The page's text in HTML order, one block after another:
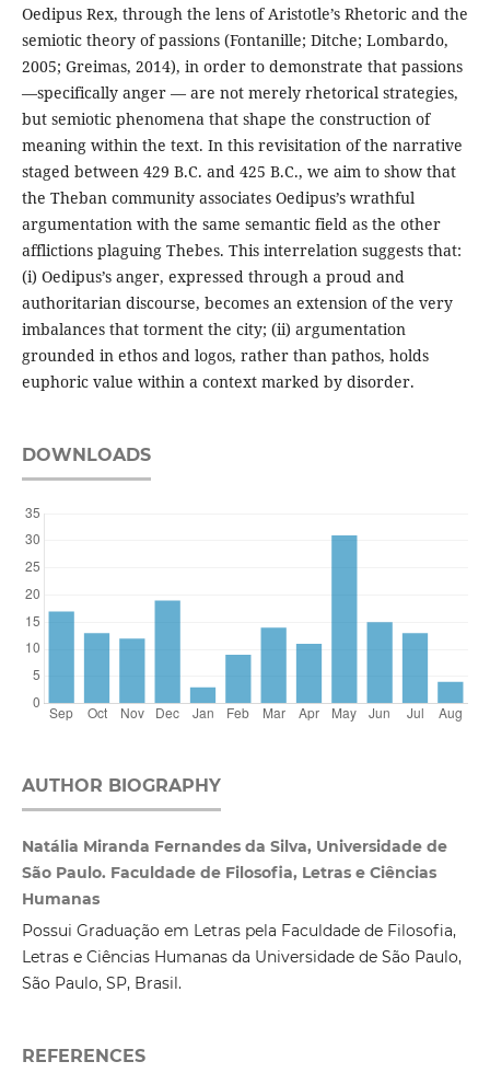
Oedipus Rex, through the lens of Aristotle’s Rhetoric and the
semiotic theory of passions (Fontanille; Ditche; Lombardo,
2005; Greimas, 2014), in order to demonstrate that passions
—specifically anger — are not merely rhetorical strategies,
but semiotic phenomena that shape the construction of
meaning within the text. In this revisitation of the narrative
staged between 429 B.C. and 425 B.C., we aim to show that
the Theban community associates Oedipus’s wrathful
argumentation with the same semantic field as the other
afflictions plaguing Thebes. This interrelation suggests that:
(i) Oedipus’s anger, expressed through a proud and
authoritarian discourse, becomes an extension of the very
imbalances that torment the city; (ii) argumentation
grounded in ethos and logos, rather than pathos, holds
euphoric value within a context marked by disorder.
DOWNLOADS
AUTHOR BIOGRAPHY
Natália Miranda Fernandes da Silva, Universidade de
São Paulo. Faculdade de Filosofia, Letras e Ciências
Humanas
Possui Graduação em Letras pela Faculdade de Filosofia,
Letras e Ciências Humanas da Universidade de São Paulo,
São Paulo, SP, Brasil.
REFERENCES